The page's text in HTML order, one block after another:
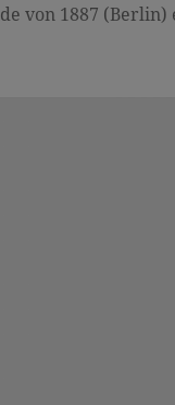
von 1887 (Berlin)